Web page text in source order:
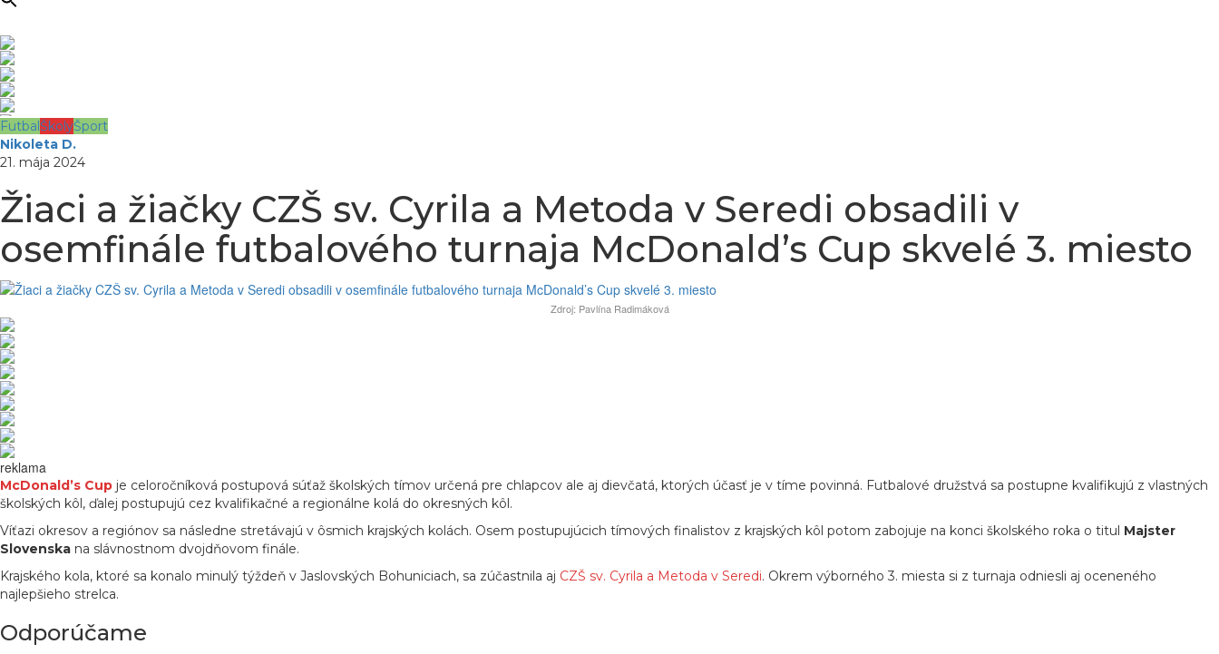
FutbalŠkolyŠport
Nikoleta D.
21. mája 2024
Žiaci a žiačky CZŠ sv. Cyrila a Metoda v Seredi obsadili v
osemfinále futbalového turnaja McDonald’s Cup skvelé 3. miesto
Zdroj: Pavlína Radimáková
reklama
McDonald’s Cup je celoročníková postupová súťaž školských tímov určená pre chlapcov ale aj dievčatá, ktorých účasť je v tíme povinná. Futbalové družstvá sa postupne kvalifikujú z vlastných
školských kôl, ďalej postupujú cez kvalifikačné a regionálne kolá do okresných kôl.
Víťazi okresov a regiónov sa následne stretávajú v ôsmich krajských kolách. Osem postupujúcich tímových finalistov z krajských kôl potom zabojuje na konci školského roka o titul Majster
Slovenska na slávnostnom dvojdňovom finále.
Krajského kola, ktoré sa konalo minulý týždeň v Jaslovských Bohuniciach, sa zúčastnila aj CZŠ sv. Cyrila a Metoda v Seredi. Okrem výborného 3. miesta si z turnaja odniesli aj oceneného
najlepšieho strelca.
Odporúčame